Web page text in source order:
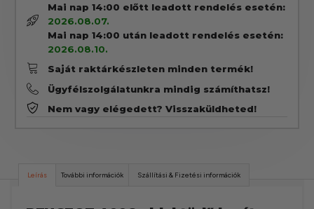
Mai nap 14:00 előtt leadott rendelés esetén:
2026.08.07.
Mai nap 14:00 után leadott rendelés esetén:
2026.08.10.
Saját raktárkészleten minden termék!
Ügyfélszolgálatunkra mindig számíthatsz!
Nem vagy elégedett? Visszaküldheted!
Leírás További információk Szállítási & Fizetési információk